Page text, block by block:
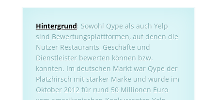
Hintergrund: Sowohl Qype als auch Yelp
sind Bewertungsplattformen, auf denen die
Nutzer Restaurants, Geschäfte und
Dienstleister bewerten können bzw.
konnten. Im deutschen Markt war Qype der
Platzhirsch mit starker Marke und wurde im
Oktober 2012 für rund 50 Millionen Euro